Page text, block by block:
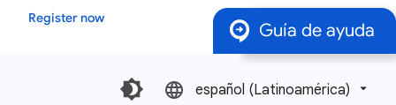
Register now
español (Latinoamérica)‎
Guía de ayuda